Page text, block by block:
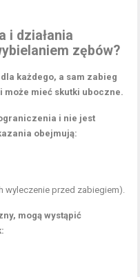
i działania
zębów?
każdego, a sam zabieg
mieć skutki uboczne.
i nie jest
obejmują:
wyleczenie przed zabiegiem).
mogą wystąpić